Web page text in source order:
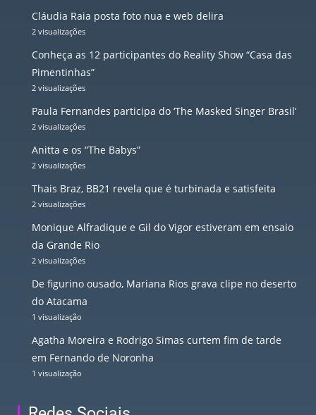
Cláudia Raia posta foto nua e web delira
2 visualizações
Conheça as 12 participantes do Reality Show “Casa das
Pimentinhas”
2 visualizações
Paula Fernandes participa do ‘The Masked Singer Brasil’
2 visualizações
Anitta e os “The Babys”
2 visualizações
Thais Braz, BB21 revela que é turbinada e satisfeita
2 visualizações
Monique Alfradique e Gil do Vigor estiveram em ensaio
da Grande Rio
2 visualizações
De figurino ousado, Mariana Rios grava clipe no deserto
do Atacama
1 visualização
Agatha Moreira e Rodrigo Simas curtem fim de tarde
em Fernando de Noronha
1 visualização